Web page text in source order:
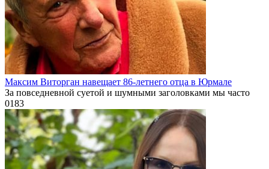
Максим Виторган навещает 86-летнего отца в Юрмале
За повседневной суетой и шумными заголовками мы часто
0183